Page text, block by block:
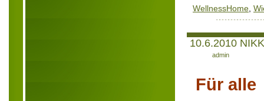
WellnessHome,
10.6.2010
admin
Für alle